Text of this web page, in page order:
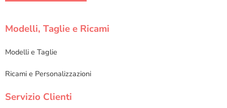
Modelli, Taglie e Ricami
Modelli e Taglie
Ricami e Personalizzazioni
Servizio Clienti